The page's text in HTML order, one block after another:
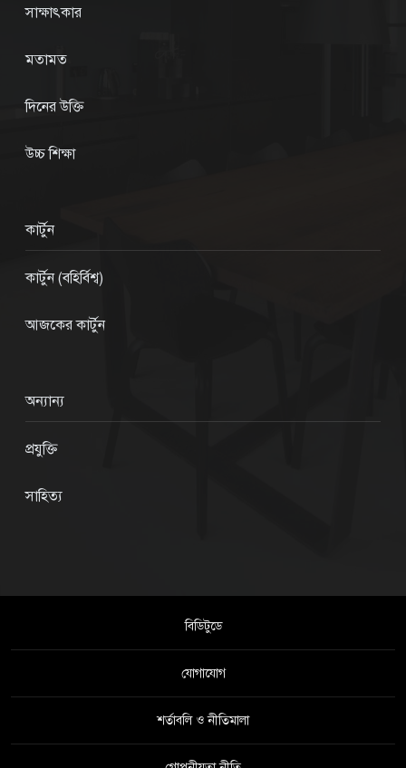
সাক্ষাৎকার
মতামত
দিনের উক্তি
উচ্চ শিক্ষা
কার্টুন
কার্টুন (বহির্বিশ্ব)
আজকের কার্টুন
অন্যান্য
প্রযুক্তি
সাহিত্য
বিডিটুডে
যোগাযোগ
শর্তাবলি ও নীতিমালা